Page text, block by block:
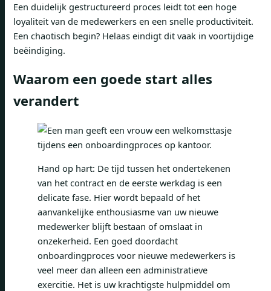
Een duidelijk gestructureerd proces leidt tot een hoge
loyaliteit van de medewerkers en een snelle productiviteit.
Een chaotisch begin? Helaas eindigt dit vaak in voortijdige
beëindiging.
Waarom een goede start alles
verandert
Hand op hart: De tijd tussen het ondertekenen
van het contract en de eerste werkdag is een
delicate fase. Hier wordt bepaald of het
aanvankelijke enthousiasme van uw nieuwe
medewerker blijft bestaan ​​of omslaat in
onzekerheid. Een goed doordacht
onboardingproces voor nieuwe medewerkers is
veel meer dan alleen een administratieve
exercitie. Het is uw krachtigste hulpmiddel om